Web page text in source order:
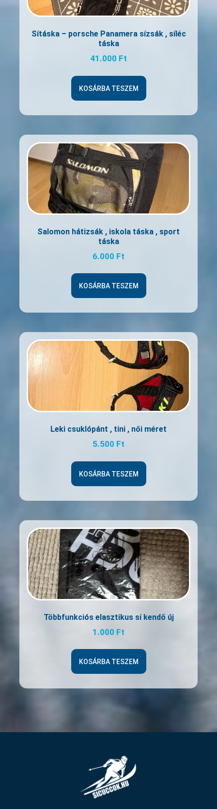
Sításka – porsche Panamera sízsák , síléc
táska
41.000 Ft
KOSÁRBA TESZEM
Salomon hátizsák , iskola táska , sport
táska
6.000 Ft
KOSÁRBA TESZEM
Leki csuklópánt , tini , női méret
5.500 Ft
KOSÁRBA TESZEM
Többfunkciós elasztikus sí kendő új
1.000 Ft
KOSÁRBA TESZEM